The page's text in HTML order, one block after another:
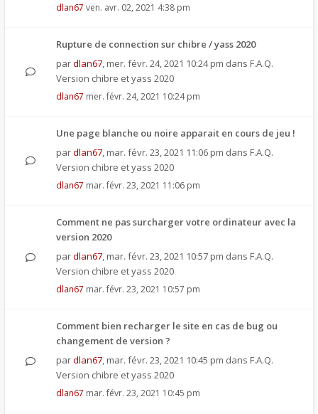
dlan67 ven. avr. 02, 2021 4:38 pm
Rupture de connection sur chibre / yass 2020
pardlan67, mer. févr. 24, 2021 10:24 pm dans F.A.Q.
Version chibre et yass 2020
dlan67 mer. févr. 24, 2021 10:24 pm
Une page blanche ou noire apparait en cours de jeu !
pardlan67, mar. févr. 23, 2021 11:06 pm dans F.A.Q.
Version chibre et yass 2020
dlan67 mar. févr. 23, 2021 11:06 pm
Comment ne pas surcharger votre ordinateur avec la
version 2020
pardlan67, mar. févr. 23, 2021 10:57 pm dans F.A.Q.
Version chibre et yass 2020
dlan67 mar. févr. 23, 2021 10:57 pm
Comment bien recharger le site en cas de bug ou
changement de version ?
pardlan67, mar. févr. 23, 2021 10:45 pm dans F.A.Q.
Version chibre et yass 2020
dlan67 mar. févr. 23, 2021 10:45 pm